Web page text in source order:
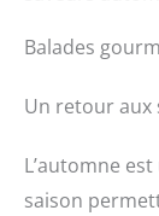
Balades
Un retour aux
L’automne
saison